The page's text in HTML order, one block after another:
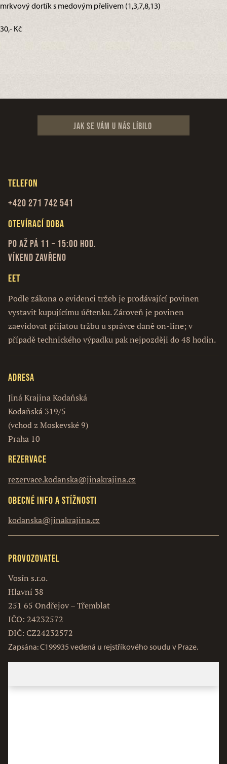
mrkvový dortík s medovým přelivem (1,3,7,8,13)
30,- Kč
Jak se vám u nás líbilo
Telefon
+420 271 742 541
Otevírací doba
Po až Pá 11 – 15:00 hod.
Víkend zavřeno
EET
Podle zákona o evidenci tržeb je prodávající povinen
vystavit kupujícímu účtenku. Zároveň je povinen
zaevidovat přijatou tržbu u správce daně on-line; v
případě technického výpadku pak nejpozději do 48 hodin.
Adresa
Jiná Krajina Kodaňská
Kodaňská 319/5
(vchod z Moskevské 9)
Praha 10
Rezervace
rezervace.kodanska@jinakrajina.cz
Obecné info a stížnosti
kodanska@jinakrajina.cz
Provozovatel
Vosín s.r.o.
Hlavní 38
251 65 Ondřejov – Třemblat
IČO: 24232572
DIČ: CZ24232572
Zapsána: C199935 vedená u rejstříkového soudu v Praze.